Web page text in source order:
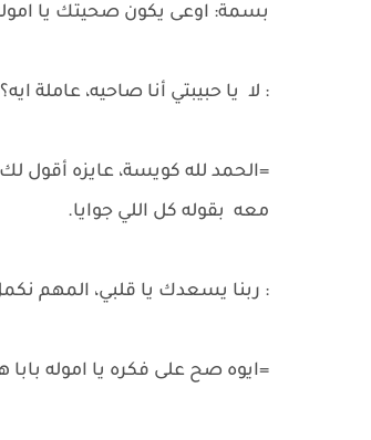
بسمة: اوعى يكون صحيتك يا
: لا يا حبيبتي أنا صاحيه، عاملة ايه؟
=الحمد لله كويسة، عايزه أقول
معه بقوله كل اللي جوايا.
: ربنا يسعدك يا قلبي، المهم
=ايوه صح على فكره يا اموله بابا